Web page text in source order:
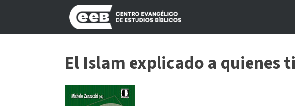
El Islam explicado a quienes